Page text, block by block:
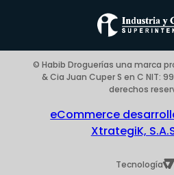
Términos y
Preguntas
Politica de
Blog
© Habib Droguerías una marca
& Cia Juan Cuper S en C NIT:
derechos
eCommerce
XtrategiK,
Tecnología